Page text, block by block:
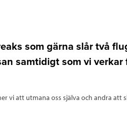
som gärna slår två
samtidigt som vi verkar
vi att utmana oss själva och andra att